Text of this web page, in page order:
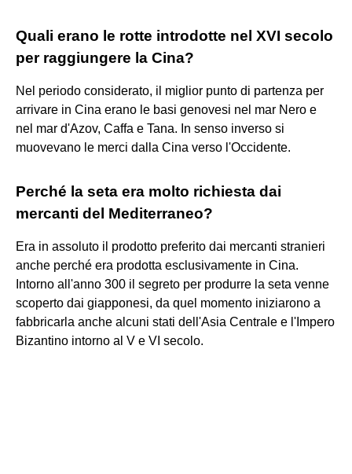
Quali erano le rotte introdotte nel XVI secolo
per raggiungere la Cina?
Nel periodo considerato, il miglior punto di partenza per
arrivare in Cina erano le basi genovesi nel mar Nero e
nel mar d'Azov, Caffa e Tana. In senso inverso si
muovevano le merci dalla Cina verso l'Occidente.
Perché la seta era molto richiesta dai
mercanti del Mediterraneo?
Era in assoluto il prodotto preferito dai mercanti stranieri
anche perché era prodotta esclusivamente in Cina.
Intorno all'anno 300 il segreto per produrre la seta venne
scoperto dai giapponesi, da quel momento iniziarono a
fabbricarla anche alcuni stati dell'Asia Centrale e l'Impero
Bizantino intorno al V e VI secolo.